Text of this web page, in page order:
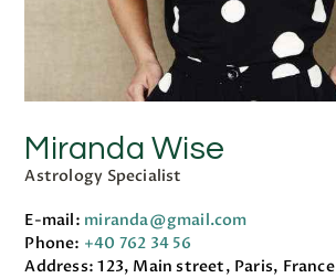
Miranda Wise
Astrology Specialist
E-mail: miranda@gmail.com
Phone: +40 762 34 56
Address:123, Main street, Paris, France